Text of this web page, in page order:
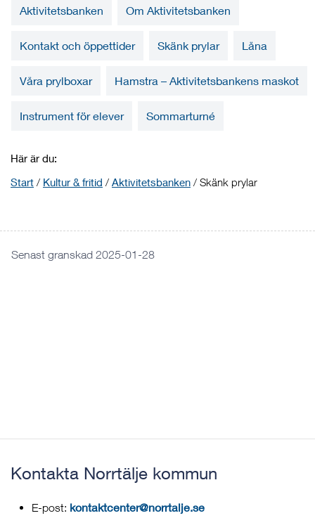
Aktivitetsbanken Om Aktivitetsbanken
Kontakt och öppettider Skänk prylar Låna
Våra prylboxar Hamstra – Aktivitetsbankens maskot
Instrument för elever Sommarturné
Här är du:
Start / Kultur & fritid / Aktivitetsbanken / Skänk prylar
Senast granskad 2025-01-28
Kontakta Norrtälje kommun
E-post: kontaktcenter@norrtalje.se